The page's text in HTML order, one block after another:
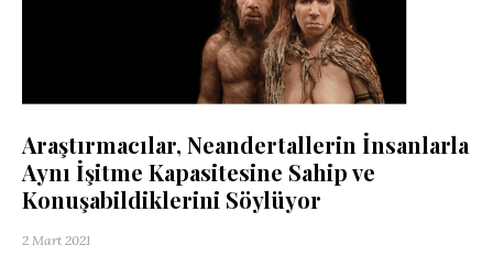
Araştırmacılar, Neandertallerin İnsanlarla
Aynı İşitme Kapasitesine Sahip ve
Konuşabildiklerini Söylüyor
2 Mart 2021